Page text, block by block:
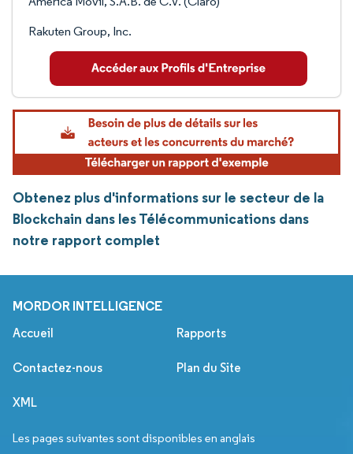
Rakuten Group, Inc.
Obtenez plus d'informations sur le secteur de la
Blockchain dans les Télécommunications dans
notre rapport complet
MORDOR INTELLIGENCE
Accueil Rapports
Contactez-nous Plan du Site
XML
Les pages suivantes sont disponibles en anglais